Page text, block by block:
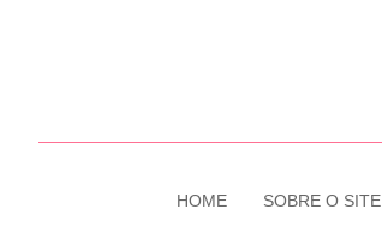
HOME SOBRE O SITE